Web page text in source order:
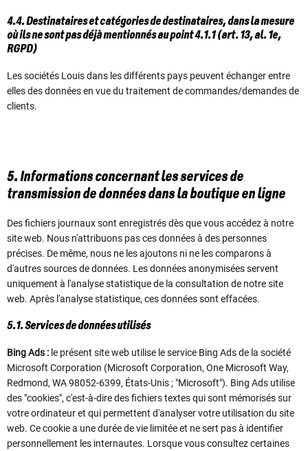
4.4. Destinataires et catégories de destinataires, dans la mesure
où ils ne sont pas déjà mentionnés au point 4.1.1 (art. 13, al. 1e,
RGPD)
Les sociétés Louis dans les différents pays peuvent échanger entre
elles des données en vue du traitement de commandes/demandes de
clients.
5. Informations concernant les services de
transmission de données dans la boutique en ligne
Des fichiers journaux sont enregistrés dès que vous accédez à notre
site web. Nous n'attribuons pas ces données à des personnes
précises. De même, nous ne les ajoutons ni ne les comparons à
d'autres sources de données. Les données anonymisées servent
uniquement à l'analyse statistique de la consultation de notre site
web. Après l'analyse statistique, ces données sont effacées.
5.1. Services de données utilisés
Bing Ads : le présent site web utilise le service Bing Ads de la société
Microsoft Corporation (Microsoft Corporation, One Microsoft Way,
Redmond, WA 98052-6399, États-Unis ; "Microsoft"). Bing Ads utilise
des "cookies", c'est-à-dire des fichiers textes qui sont mémorisés sur
votre ordinateur et qui permettent d'analyser votre utilisation du site
web. Ce cookie a une durée de vie limitée et ne sert pas à identifier
personnellement les internautes. Lorsque vous consultez certaines